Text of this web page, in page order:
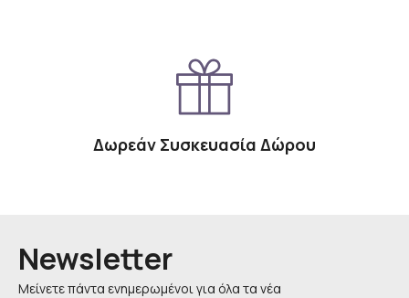
Δωρεάν Συσκευασία Δώρου
Newsletter
Μείνετε πάντα ενημερωμένοι για όλα τα νέα